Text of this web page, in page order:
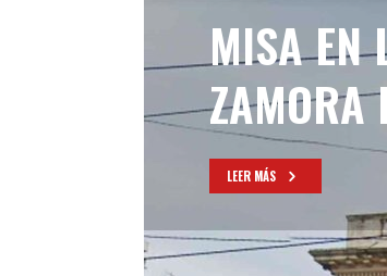
MISA EN
ZAMORA
LEER MÁS